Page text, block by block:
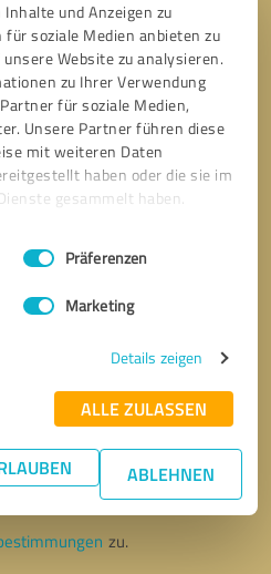
und Anzeigen zu
soziale Medien anbieten zu
Website zu analysieren.
zu Ihrer Verwendung
für soziale Medien,
Unsere Partner führen diese
mit weiteren Daten
haben oder die sie im
gesammelt haben.
Präferenzen
Marketing
Details zeigen
ALLE ZULASSEN
ABLEHNEN
* Erforderliche Angaben
senden
zu.